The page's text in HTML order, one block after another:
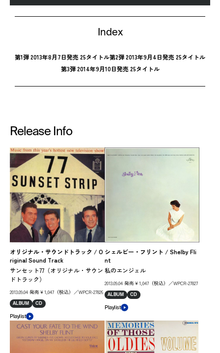
Index
第1弾 2013年8月7日発売 25タイトル第2弾 2013年9月4日発売 25タイトル
第3弾 2014年9月10日発売 25タイトル
Release Info
オリジナル・サウンドトラック / O
riginal Sound Track
サンセット77（オリジナル・サウン
ドトラック）
2013.09.04 発売￥1,047（税込）／WPCR-27826
ALBUM CD
Playlist
シェルビー・フリント / Shelby Fli
nt
私のエンジェル
2013.09.04 発売￥1,047（税込）／WPCR-27827
ALBUM CD
Playlist